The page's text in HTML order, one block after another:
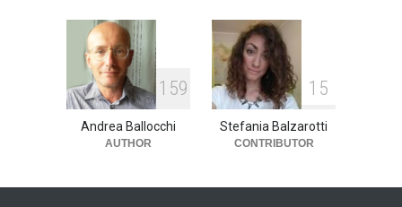
159
Andrea Ballocchi
AUTHOR
15
Stefania Balzarotti
CONTRIBUTOR